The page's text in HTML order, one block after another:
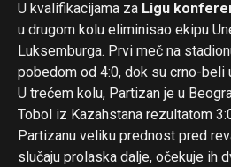
U kvalifikacijama za Ligu
u drugom kolu eliminisao ekipu
Luksemburga. Prvi meč na
pobedom od 4:0, dok su crno-beli
U trećem kolu, Partizan je u
Tobol iz Kazahstana rezultatom
Partizanu veliku prednost pred
slučaju prolaska dalje, očekuje ih